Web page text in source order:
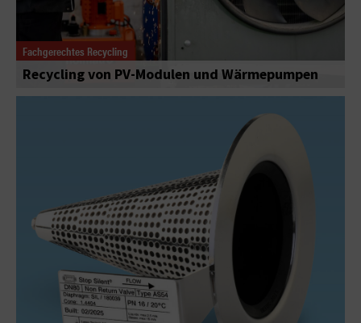
Recycling von PV-Modulen und Wärmepumpen
Fachgerechtes Recycling